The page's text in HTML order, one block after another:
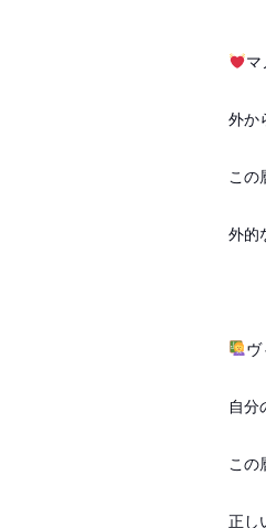
マ
外か
この
外的
ヴ
自分
この
正し